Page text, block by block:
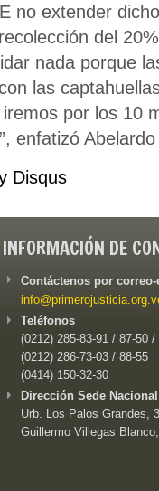
no extender
del
nada porque
las
por los 10
enfatizó
Disqus
INFORMACIÓN DE
Contáctenos por
Teléfonos
(0212) 285-83-91 / 87-50 /
(0212) 286-73-03 / 88-55
(0414) 150-32-30
Dirección Sede
Urb. Los Palos Grandes,
Guillermo Villegas